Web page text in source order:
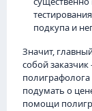
подкупа и
Значит,
собой
подумать о
помощи